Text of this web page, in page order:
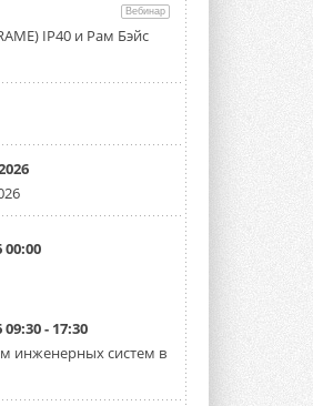
54 кВт на
на собственной
площадке и были ...
на R32
семь типоразмеров
от 22,4 до 56 кВт.
трубопроводов ...
подвел
студенческих
в сентябре 2026 года ...
укрепляет
Вебинар
IP40 и Рам Бэйс
00:00
09:30 - 17:30
инженерных систем в